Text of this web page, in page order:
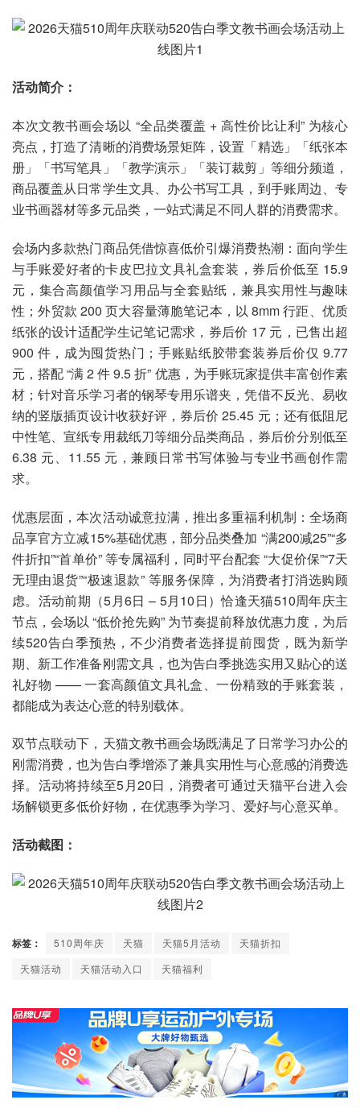
活动简介：
本次文教书画会场以 “全品类覆盖 + 高性价比让利” 为核心
亮点，打造了清晰的消费场景矩阵，设置「精选」「纸张本
册」「书写笔具」「教学演示」「装订裁剪」等细分频道，
商品覆盖从日常学生文具、办公书写工具，到手账周边、专
业书画器材等多元品类，一站式满足不同人群的消费需求。
会场内多款热门商品凭借惊喜低价引爆消费热潮：面向学生
与手账爱好者的卡皮巴拉文具礼盒套装，券后价低至 15.9
元，集合高颜值学习用品与全套贴纸，兼具实用性与趣味
性；外贸款 200 页大容量薄脆笔记本，以 8mm 行距、优质
纸张的设计适配学生记笔记需求，券后价 17 元，已售出超
900 件，成为囤货热门；手账贴纸胶带套装券后价仅 9.77
元，搭配 “满 2 件 9.5 折” 优惠，为手账玩家提供丰富创作素
材；针对音乐学习者的钢琴专用乐谱夹，凭借不反光、易收
纳的竖版插页设计收获好评，券后价 25.45 元；还有低阻尼
中性笔、宣纸专用裁纸刀等细分品类商品，券后价分别低至
6.38 元、11.55 元，兼顾日常书写体验与专业书画创作需
求。
优惠层面，本次活动诚意拉满，推出多重福利机制：全场商
品享官方立减15%基础优惠，部分品类叠加 “满200减25”“多
件折扣”“首单价” 等专属福利，同时平台配套 “大促价保”“7天
无理由退货”“极速退款” 等服务保障，为消费者打消选购顾
虑。活动前期（5月6日 – 5月10日）恰逢天猫510周年庆主
节点，会场以 “低价抢先购” 为节奏提前释放优惠力度，为后
续520告白季预热，不少消费者选择提前囤货，既为新学
期、新工作准备刚需文具，也为告白季挑选实用又贴心的送
礼好物 —— 一套高颜值文具礼盒、一份精致的手账套装，
都能成为表达心意的特别载体。
双节点联动下，天猫文教书画会场既满足了日常学习办公的
刚需消费，也为告白季增添了兼具实用性与心意感的消费选
择。活动将持续至5月20日，消费者可通过天猫平台进入会
场解锁更多低价好物，在优惠季为学习、爱好与心意买单。
活动截图：
标签： 510周年庆 天猫 天猫5月活动
天猫折扣
天猫活动
天猫活动入口 天猫福利